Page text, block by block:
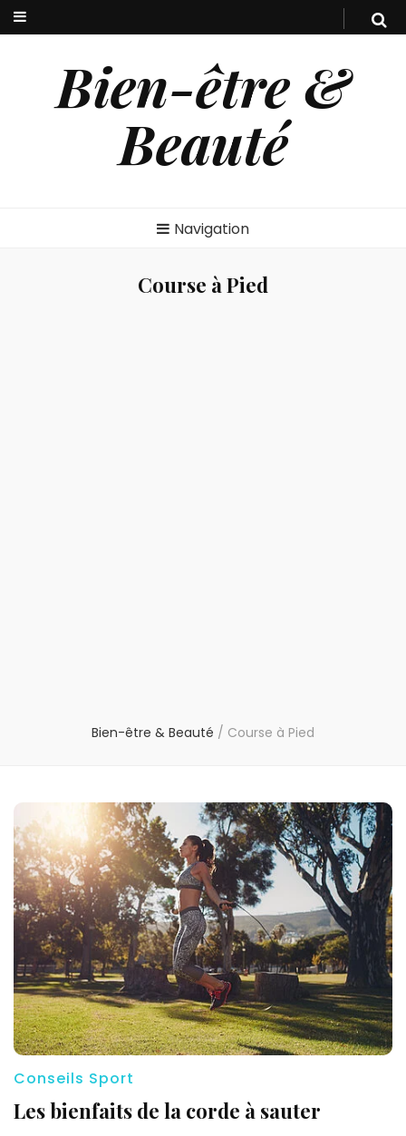
Bien-être &
Beauté
Navigation
Course à Pied
Bien-être & Beauté / Course à Pied
Conseils Sport
Les bienfaits de la corde à sauter